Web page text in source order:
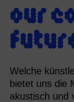
our
Welche
bietet uns die
akustisch und